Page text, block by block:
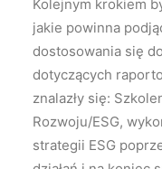
Kolejnym krokiem
jakie powinna
dostosowania się
dotyczących
znalazły się:
Rozwoju/ESG,
strategii ESG